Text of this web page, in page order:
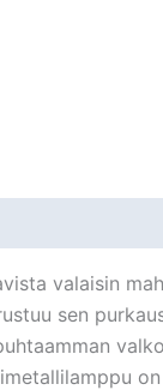
valaisin
sen